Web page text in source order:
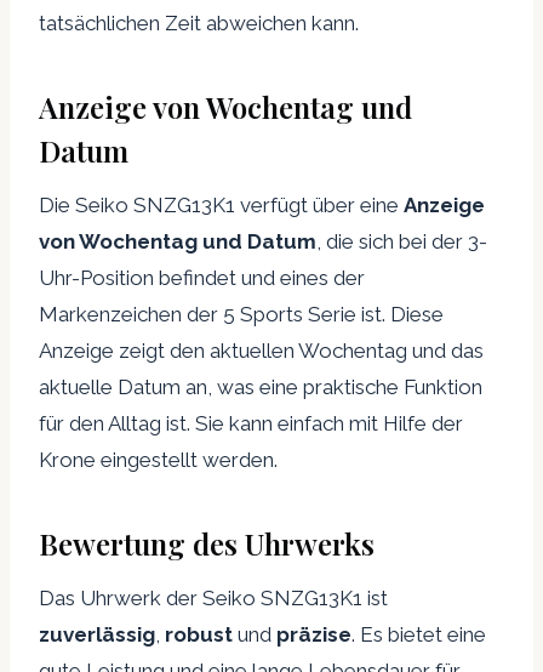
tatsächlichen Zeit abweichen kann.
Anzeige von Wochentag und
Datum
Die Seiko SNZG13K1 verfügt über eine Anzeige
von Wochentag und Datum , die sich bei der 3-
Uhr-Position befindet und eines der
Markenzeichen der 5 Sports Serie ist. Diese
Anzeige zeigt den aktuellen Wochentag und das
aktuelle Datum an, was eine praktische Funktion
für den Alltag ist. Sie kann einfach mit Hilfe der
Krone eingestellt werden.
Bewertung des Uhrwerks
Das Uhrwerk der Seiko SNZG13K1 ist
zuverlässig robust und präzise. Es bietet eine